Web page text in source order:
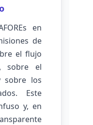
en
de
el flujo
sobre el
sobre los
Este
y, en